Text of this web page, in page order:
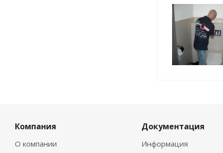
Компания
О компании
Документация
Информация